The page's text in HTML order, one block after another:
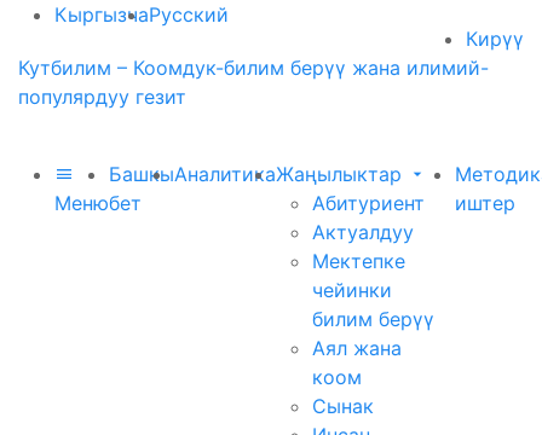
КыргызчаРусский
Кирүү
Кутбилим – Коомдук-билим берүү жана илимий-
популярдуу гезит
Меню
Башкы
бет
АналитикаЖаңылыктар
Абитуриент
Актуалдуу
Мектепке
чейинки
билим берүү
Аял жана
коом
Сынак
иштер